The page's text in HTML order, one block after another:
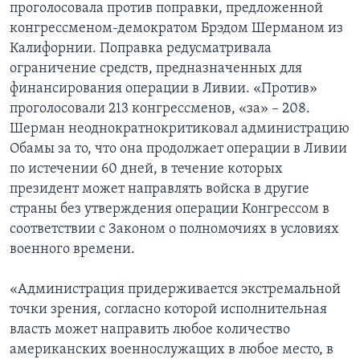
проголосовала против поправки, предложенной
конгрессменом-демократом Брэдом Шерманом из
Калифорнии. Поправка редусматривала
ограничение средств, предназначенных для
финансирования операции в Ливии. «Против»
проголосовали 213 конгрессменов, «за» – 208.
Шерман неоднократнокритиковал администрацию
Обамы за то, что она продолжает операции в Ливии
по истечении 60 дней, в течение которых
президент может направлять войска в другие
страны без утверждения операции Конгрессом в
соответствии с Законом о полномочиях в условиях
военного времени.
«Администрация придерживается экстремальной
точки зрения, согласно которой исполнительная
власть может направить любое количество
американских военнослужащих в любое место, в